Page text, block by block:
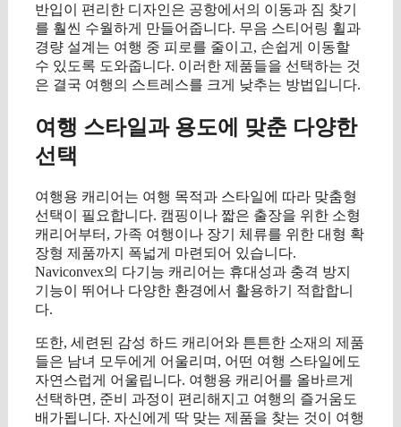
반입이 편리한 디자인은 공항에서의 이동과 짐 찾기
를 훨씬 수월하게 만들어줍니다. 무음 스티어링 휠과
경량 설계는 여행 중 피로를 줄이고, 손쉽게 이동할
수 있도록 도와줍니다. 이러한 제품들을 선택하는 것
은 결국 여행의 스트레스를 크게 낮추는 방법입니다.
여행 스타일과 용도에 맞춘 다양한
선택
여행용 캐리어는 여행 목적과 스타일에 따라 맞춤형
선택이 필요합니다. 캠핑이나 짧은 출장을 위한 소형
캐리어부터, 가족 여행이나 장기 체류를 위한 대형 확
장형 제품까지 폭넓게 마련되어 있습니다.
Naviconvex의 다기능 캐리어는 휴대성과 충격 방지
기능이 뛰어나 다양한 환경에서 활용하기 적합합니
다.
또한, 세련된 감성 하드 캐리어와 튼튼한 소재의 제품
들은 남녀 모두에게 어울리며, 어떤 여행 스타일에도
자연스럽게 어울립니다. 여행용 캐리어를 올바르게
선택하면, 준비 과정이 편리해지고 여행의 즐거움도
배가됩니다. 자신에게 딱 맞는 제품을 찾는 것이 여행